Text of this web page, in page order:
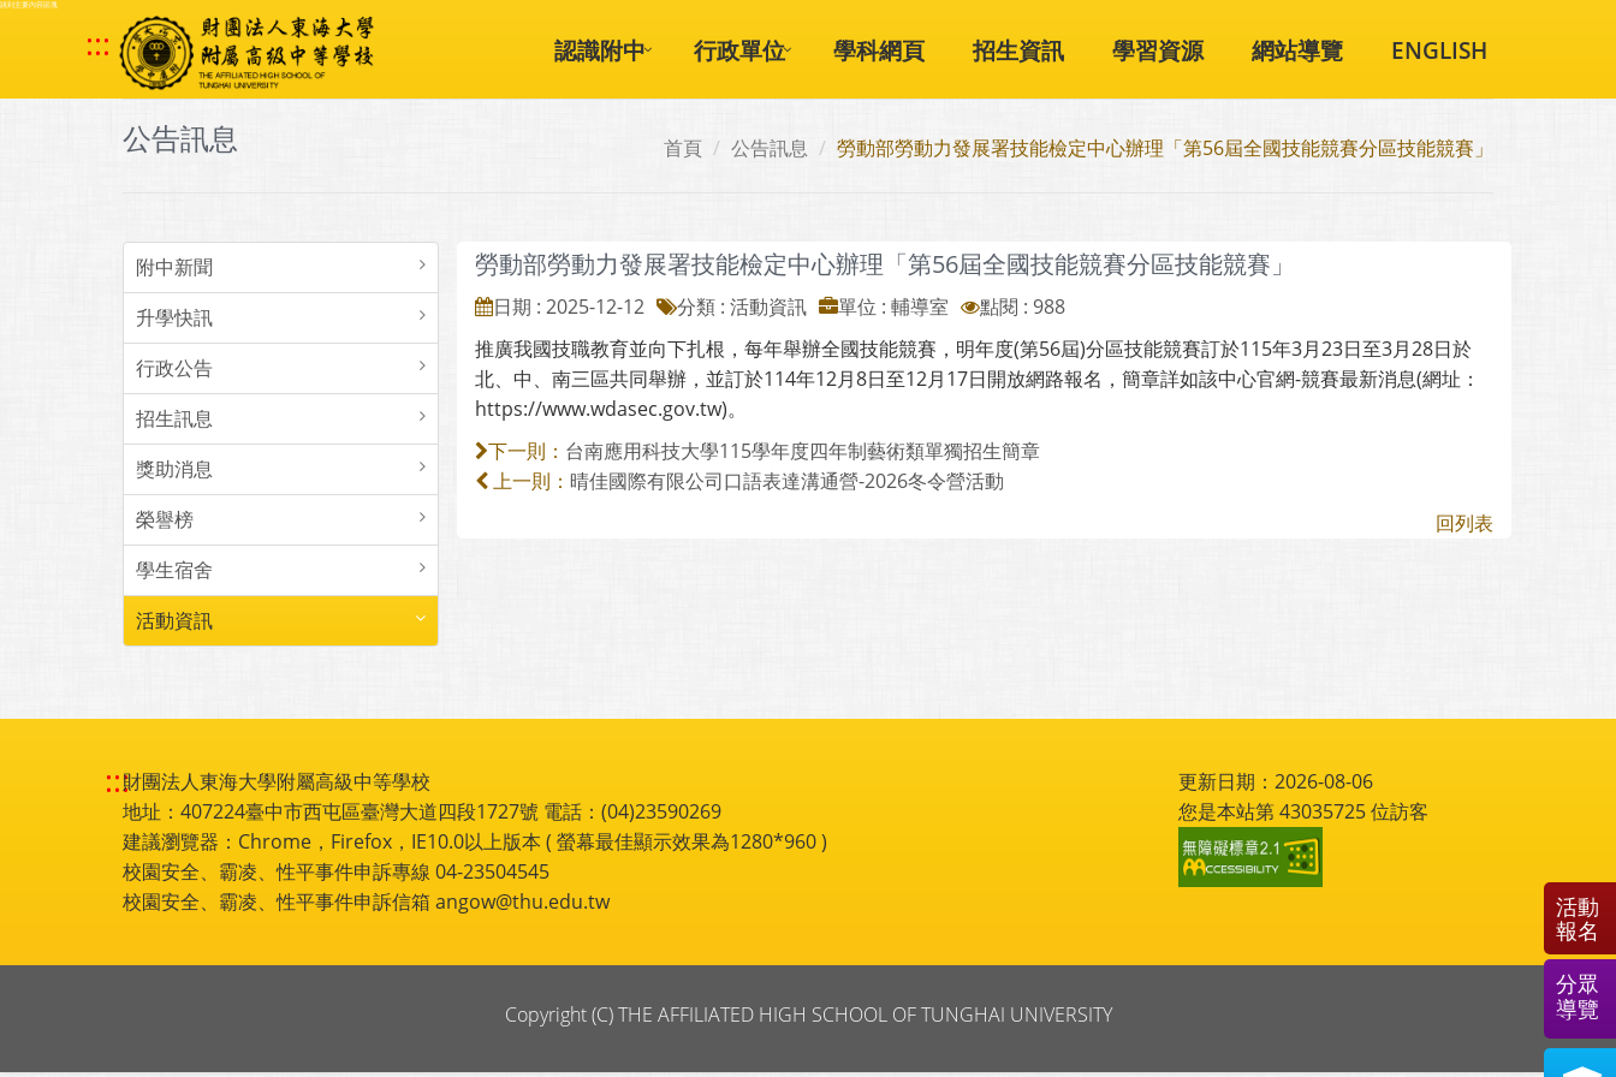
跳到主要內容區塊
::: 認識附中 行政單位 學科網頁 招生資訊 學習資源 網站導覽 ENGLISH
公告訊息 首頁 公告訊息 勞動部勞動力發展署技能檢定中心辦理「第56屆全國技能競賽分區技能競賽」
附中新聞
升學快訊
行政公告
招生訊息
獎助消息
榮譽榜
學生宿舍
活動資訊
勞動部勞動力發展署技能檢定中心辦理「第56屆全國技能競賽分區技能競賽」
日期 : 2025-12-12 分類 : 活動資訊 單位 : 輔導室
點閱 : 988
推廣我國技職教育並向下扎根，每年舉辦全國技能競賽，明年度(第56屆)分區技能競賽訂於115年3月23日至3月28日於
北、中、南三區共同舉辦，並訂於114年12月8日至12月17日開放網路報名，簡章詳如該中心官網-競賽最新消息(網址：
https://www.wdasec.gov.tw)。
下一則： 台南應用科技大學115學年度四年制藝術類單獨招生簡章
上一則： 晴佳國際有限公司口語表達溝通營-2026冬令營活動
回列表
:::財團法人東海大學附屬高級中等學校
地址：407224臺中市西屯區臺灣大道四段1727號 電話：(04)23590269
建議瀏覽器：Chrome，Firefox，IE10.0以上版本 ( 螢幕最佳顯示效果為1280*960 )
校園安全、霸凌、性平事件申訴專線 04-23504545
校園安全、霸凌、性平事件申訴信箱 angow@thu.edu.tw
更新日期：2026-08-06
您是本站第43035725位訪客
Copyright (C) THE AFFILIATED HIGH SCHOOL OF TUNGHAI UNIVERSITY
活動
報名
分眾
導覽